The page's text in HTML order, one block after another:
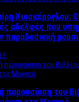
Κιοσκέρογλου:
αδελφές που
παραδοσιακή
παρουσίαση του